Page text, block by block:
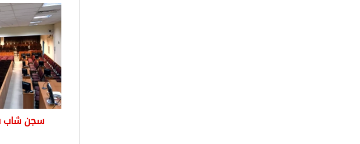
سجن
شاب
سوري
6
أعوام
وثلاث
أشهر
في
تركيا
بولاية